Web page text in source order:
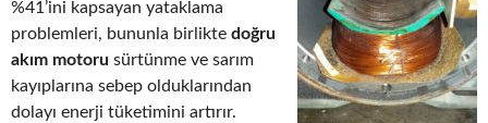
%41’ini kapsayan yataklama
problemleri, bununla birlikte doğru
akım motoru sürtünme ve sarım
kayıplarına sebep olduklarından
dolayı enerji tüketimini artırır.